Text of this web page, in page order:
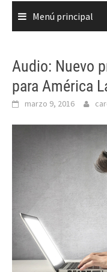
Menú principal
Audio: Nuevo
para América
marzo 9, 2016